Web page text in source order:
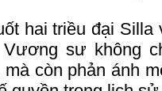
hai triều đại Silla
sư không
còn phản ánh